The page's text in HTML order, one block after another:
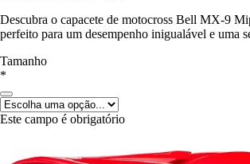
Descubra o capacete de motocross Bell MX-9
perfeito para um desempenho inigualável e uma
Tamanho
*
Este campo é obrigatório